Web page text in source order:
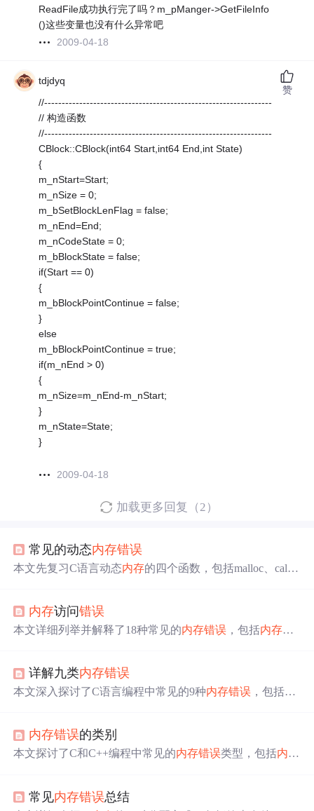
ReadFile成功执行完了吗？m_pManger->GetFileInfo
()这些变量也没有什么异常吧
2009-04-18
tdjdyq
//-----------------------------------------------------------------
// 构造函数
//-----------------------------------------------------------------
CBlock::CBlock(int64 Start,int64 End,int State)
{
m_nStart=Start;
m_nSize = 0;
m_bSetBlockLenFlag = false;
m_nEnd=End;
m_nCodeState = 0;
m_bBlockState = false;
if(Start == 0)
{
m_bBlockPointContinue = false;
}
else
m_bBlockPointContinue = true;
if(m_nEnd > 0)
{
m_nSize=m_nEnd-m_nStart;
}
m_nState=State;
}
2009-04-18
赞
加载更多回复（2）
常见的动态内存错误
本文先复习C语言动态内存的四个函数，包括malloc、callo
动态内存等，并给出部分
问题。
内存访问错误
本文详细列举并解释了18种常见的内存错误 ，包括内存泄
详解九类内存错误
本文深入探讨了C语言编程中常见的9种内存错误 ，包括间
内存错误的类别
本文探讨了C和C++编程中常见的内存错误类型，包括内存
常见内存错误总结